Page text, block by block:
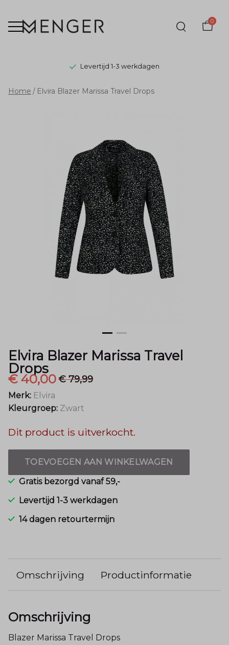
0
Levertijd 1-3 werkdagen
Elvira
Marissa
Travel
Drops
Menger
Mode
Home Elvira Blazer Marissa Travel Drops
Elvira Blazer Marissa Travel
Drops
€ 40,00€ 79,99
Merk: Elvira
Kleurgroep: Zwart
Dit product is uitverkocht.
TOEVOEGEN AAN WINKELWAGEN
Gratis bezorgd vanaf 59,-
Levertijd 1-3 werkdagen
14 dagen retourtermijn
Omschrijving Productinformatie
Omschrijving
Blazer Marissa Travel Drops